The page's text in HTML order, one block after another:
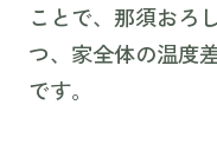
ことで、那須おろ
つ、家全体の温度
です。